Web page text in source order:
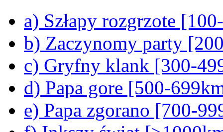
a) Szłapy rozgrzote
b) Zaczynomy party
c) Gryfny klank [300-
d) Papa gore [500-
e) Papa zgorano [700-